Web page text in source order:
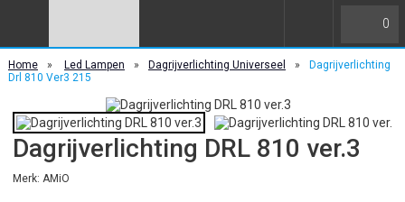
0
Home » Led Lampen » Dagrijverlichting Universeel »
Dagrijverlichting
Drl 810 Ver3 215
Dagrijverlichting DRL 810 ver.3
Merk: AMiO